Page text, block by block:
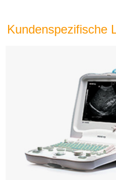
Kundenspezifische